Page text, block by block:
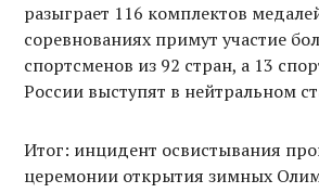
разыграет 116 комплектов
соревнованиях примут участие
спортсменов из 92 стран, а 13
России выступят в нейтральном
Итог: инцидент освистывания
церемонии открытия зимных